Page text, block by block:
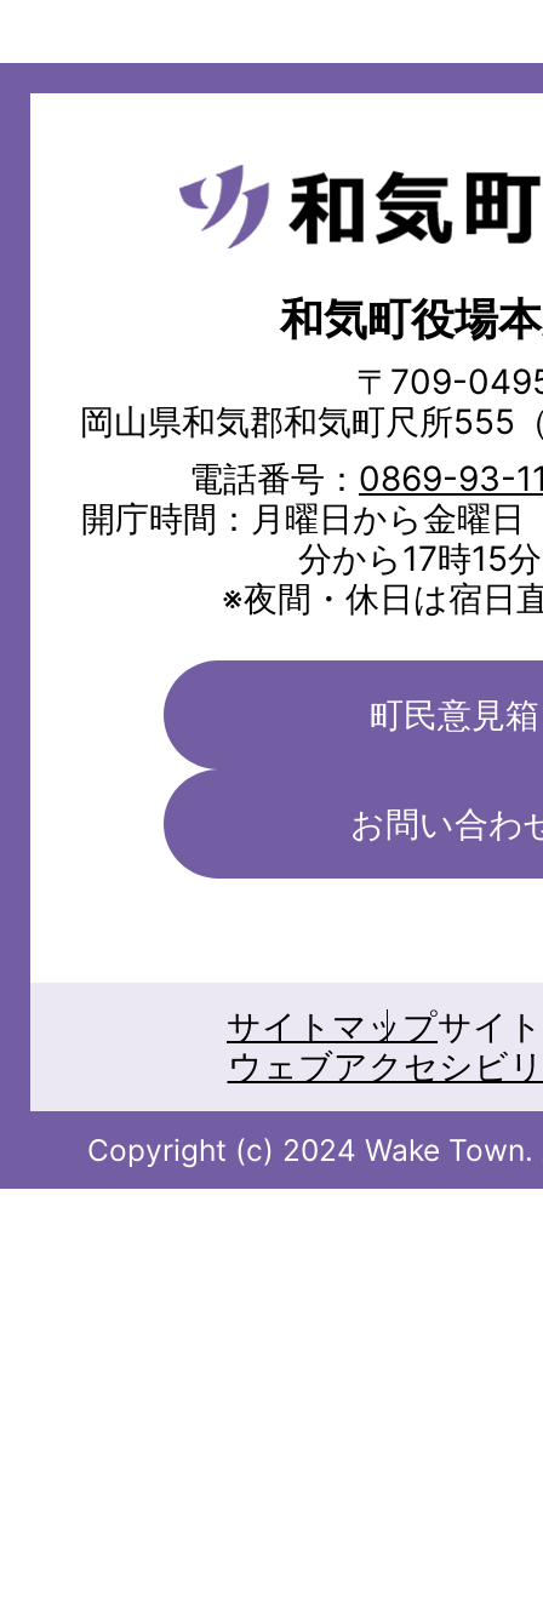
和
気
和気町役場
〒709-
岡山県和気郡和気町尺所555
電話番号： 0869-93-
開庁時間：月曜日から金曜
分から17時15
※夜間・休日は宿日
町民意見箱
お問い合わ
サイトマップサイ
ウェブアクセシビ
Copyright (c) 2024 Wake Town.